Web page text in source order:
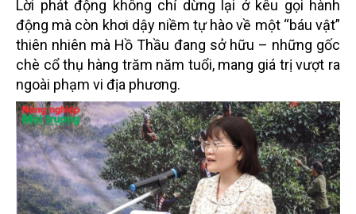
Lời phát động không chỉ dừng lại ở kêu gọi hành
động mà còn khơi dậy niềm tự hào về một “báu vật”
thiên nhiên mà Hồ Thầu đang sở hữu – những gốc
chè cổ thụ hàng trăm năm tuổi, mang giá trị vượt ra
ngoài phạm vi địa phương.